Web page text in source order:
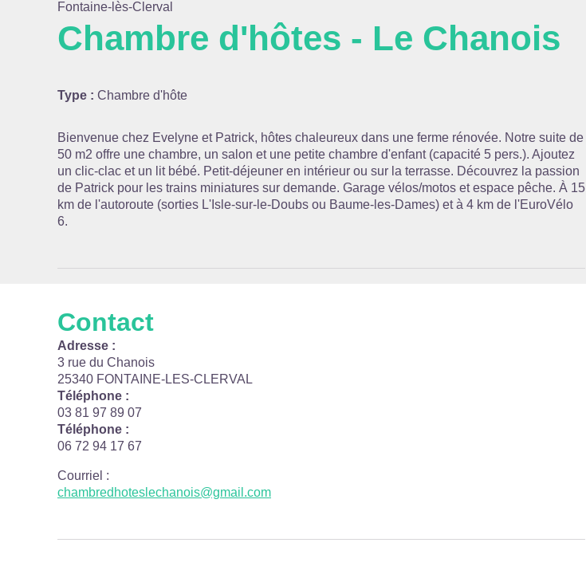
Fontaine-lès-Clerval
Chambre d'hôtes - Le Chanois
Type : Chambre d'hôte
Bienvenue chez Evelyne et Patrick, hôtes chaleureux dans une ferme rénovée. Notre suite de
50 m2 offre une chambre, un salon et une petite chambre d'enfant (capacité 5 pers.). Ajoutez
un clic-clac et un lit bébé. Petit-déjeuner en intérieur ou sur la terrasse. Découvrez la passion
de Patrick pour les trains miniatures sur demande. Garage vélos/motos et espace pêche. À 15
km de l'autoroute (sorties L'Isle-sur-le-Doubs ou Baume-les-Dames) et à 4 km de l'EuroVélo
6.
Contact
Adresse :
3 rue du Chanois
25340 FONTAINE-LES-CLERVAL
Téléphone :
03 81 97 89 07
Téléphone :
06 72 94 17 67
Courriel :
chambredhoteslechanois@gmail.com